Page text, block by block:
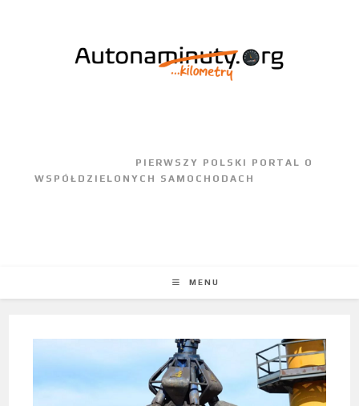
MENU